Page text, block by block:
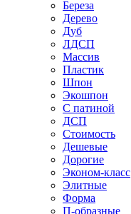
Береза
Дерево
Дуб
ЛДСП
Массив
Пластик
Шпон
Экошпон
С патиной
ДСП
Стоимость
Дешевые
Дорогие
Эконом-класс
Элитные
Форма
П-образные